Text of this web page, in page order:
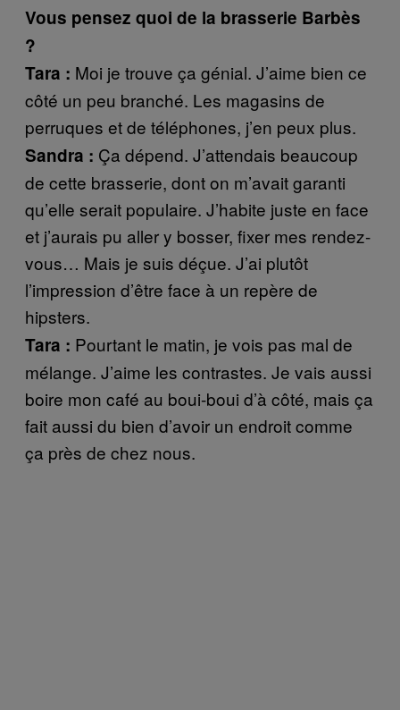
Vous pensez quoi de la brasserie Barbès
?
Tara : Moi je trouve ça génial. J’aime bien ce
côté un peu branché. Les magasins de
perruques et de téléphones, j’en peux plus.
Sandra : Ça dépend. J’attendais beaucoup
de cette brasserie, dont on m’avait garanti
qu’elle serait populaire. J’habite juste en face
et j’aurais pu aller y bosser, fixer mes rendez-
vous… Mais je suis déçue. J’ai plutôt
l’impression d’être face à un repère de
hipsters.
Tara : Pourtant le matin, je vois pas mal de
mélange. J’aime les contrastes. Je vais aussi
boire mon café au boui-boui d’à côté, mais ça
fait aussi du bien d’avoir un endroit comme
ça près de chez nous.